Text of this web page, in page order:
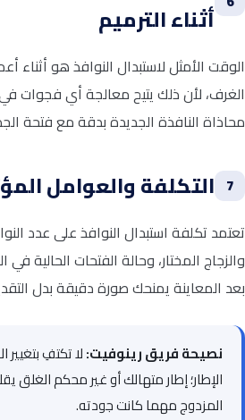
أثناء الترميم
الوقت الأمثل لاستبدال النوافذ هو أثناء
الغرف، لأن ذلك يتيح معالجة أي فجوات في
محاذاة النافذة الجديدة بدقة مع فتحة
7 التكلفة والعوامل
تعتمد تكلفة استبدال النوافذ على عدد
والزجاج المختار، وحالة الفتحات الحالية
بعد المعاينة يمنحك صورة دقيقة بدل
نصيحة فريق رينوفيت:لا تكتفِ
الإطار؛ إطار متهالك أو غير محكم الغلق
المزدوج مهما كانت جودته.